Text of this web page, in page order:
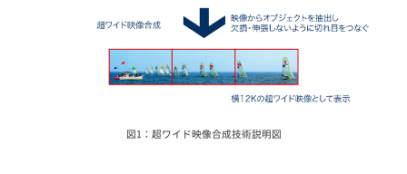
図1：超ワイド映像合成技術説明図